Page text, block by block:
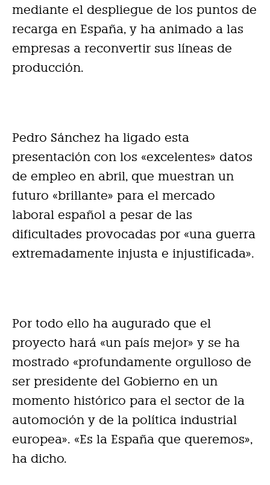
mediante el despliegue de los puntos de
recarga en España, y ha animado a las
empresas a reconvertir sus líneas de
producción.
Pedro Sánchez ha ligado esta
presentación con los «excelentes» datos
de empleo en abril, que muestran un
futuro «brillante» para el mercado
laboral español a pesar de las
dificultades provocadas por «una guerra
extremadamente injusta e injustificada».
Por todo ello ha augurado que el
proyecto hará «un país mejor» y se ha
mostrado «profundamente orgulloso de
ser presidente del Gobierno en un
momento histórico para el sector de la
automoción y de la política industrial
europea». «Es la España que queremos»,
ha dicho.